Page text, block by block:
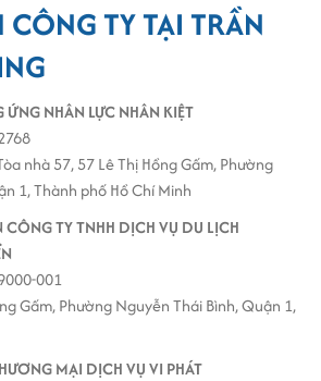
CÔNG TY TẠI TRẦN
NHÂN LỰC NHÂN KIỆT
nhà 57, 57 Lê Thị Hồng Gấm, Phường
1, Thành phố Hồ Chí Minh
TY TNHH DỊCH VỤ DU LỊCH
001
Gấm, Phường Nguyễn Thái Bình, Quận 1,
MẠI DỊCH VỤ VI PHÁT